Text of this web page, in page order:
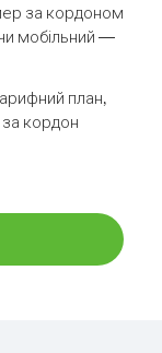
за кордоном
мобільний —
план,
кордон